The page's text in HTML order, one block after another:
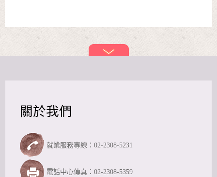
關於我們
就業服務專線：02-2308-5231
電話中心傳真：02-2308-5359